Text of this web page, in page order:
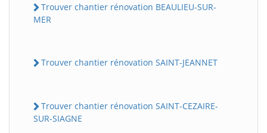
Trouver chantier rénovation BEAULIEU-SUR-
MER
Trouver chantier rénovation SAINT-JEANNET
Trouver chantier rénovation SAINT-CEZAIRE-
SUR-SIAGNE